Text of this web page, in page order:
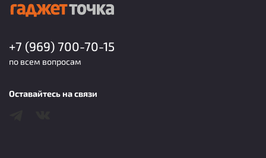
+7 (969) 700-70-15
по всем вопросам
Оставайтесь на связи